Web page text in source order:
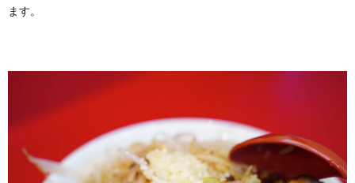
ます。